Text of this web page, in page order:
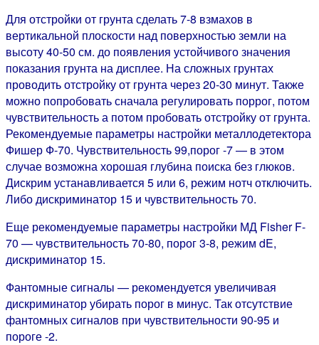
Для отстройки от грунта сделать 7-8 взмахов в
вертикальной плоскости над поверхностью земли на
высоту 40-50 см. до появления устойчивого значения
показания грунта на дисплее. На сложных грунтах
проводить отстройку от грунта через 20-30 минут. Также
можно попробовать сначала регулировать поррог, потом
чувствительность а потом пробовать отстройку от грунта.
Рекомендуемые параметры настройки металлодетектора
Фишер Ф-70. Чувствительность 99,порог -7 — в этом
случае возможна хорошая глубина поиска без глюков.
Дискрим устанавливается 5 или 6, режим нотч отключить.
Либо дискриминатор 15 и чувствительность 70.
Еще рекомендуемые параметры настройки МД Fisher F-
70 — чувствительность 70-80, порог 3-8, режим dE,
дискриминатор 15.
Фантомные сигналы — рекомендуется увеличивая
дискриминатор убирать порог в минус. Так отсутствие
фантомных сигналов при чувствительности 90-95 и
пороге -2.